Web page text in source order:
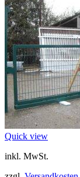
Quick view
inkl. MwSt.